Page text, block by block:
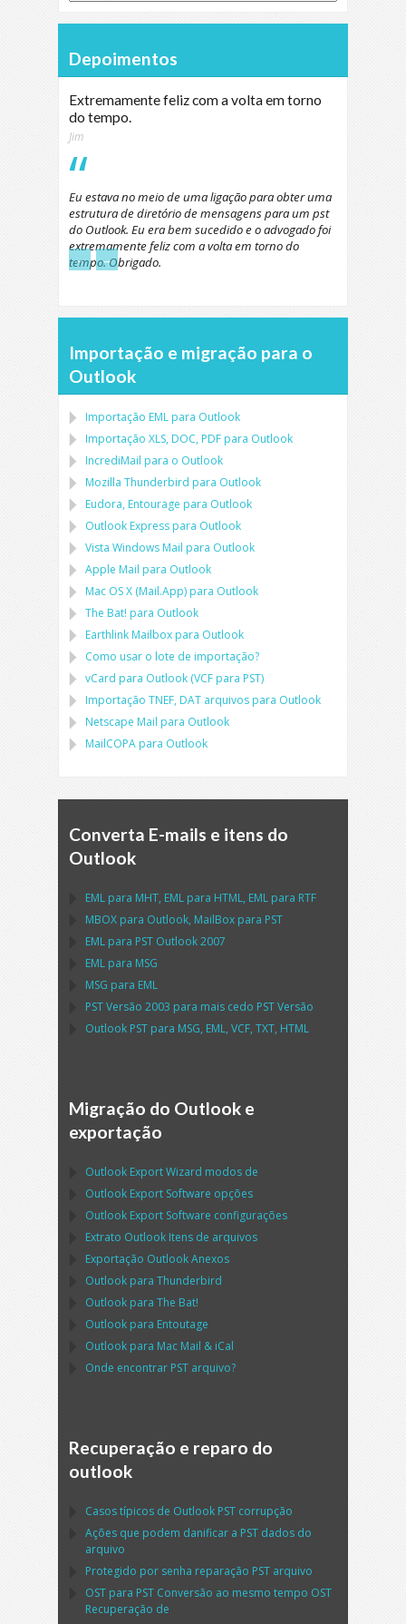
Depoimentos
Extremamente feliz com a volta em torno
do tempo.
Jim
Eu estava no meio de uma ligação para obter uma
estrutura de diretório de mensagens para um pst
do Outlook. Eu era bem sucedido e o advogado foi
extremamente feliz com a volta em torno do
tempo. Obrigado.
← →
Importação e migração para o
Outlook
Importação EML para Outlook
Importação XLS, DOC, PDF para Outlook
IncrediMail para o Outlook
Mozilla Thunderbird para Outlook
Eudora, Entourage para Outlook
Outlook Express para Outlook
Vista Windows Mail para Outlook
Apple Mail para Outlook
Mac OS X (Mail.App) para Outlook
The Bat! para Outlook
Earthlink Mailbox para Outlook
Como usar o lote de importação?
vCard para Outlook (VCF para PST)
Importação TNEF, DAT arquivos para Outlook
Netscape Mail para Outlook
MailCOPA para Outlook
Converta E-mails e itens do
Outlook
EML para MHT, EML para HTML, EML para RTF
MBOX para Outlook, MailBox para PST
EML para PST Outlook2007
EML para MSG
MSG para EML
PSTVersão 2003 para mais cedo PSTVersão
Outlook PST para MSG, EML, VCF, TXT, HTML
Migração do Outlook e
exportação
Outlook Export Wizard modos de
Outlook Export Software opções
Outlook Export Software configurações
Extrato Outlook Itens de arquivos
Exportação OutlookAnexos
Outlook para Thunderbird
Outlook para The Bat!
Outlook para Entoutage
Outlook para Mac Mail & iCal
Onde encontrar PST arquivo?
Recuperação e reparo do
outlook
Casos típicos de Outlook PST corrupção
Ações que podem danificar a PST dados do
arquivo
Protegido por senha reparação PST arquivo
OST para PST Conversão ao mesmo tempo OST
Recuperação de